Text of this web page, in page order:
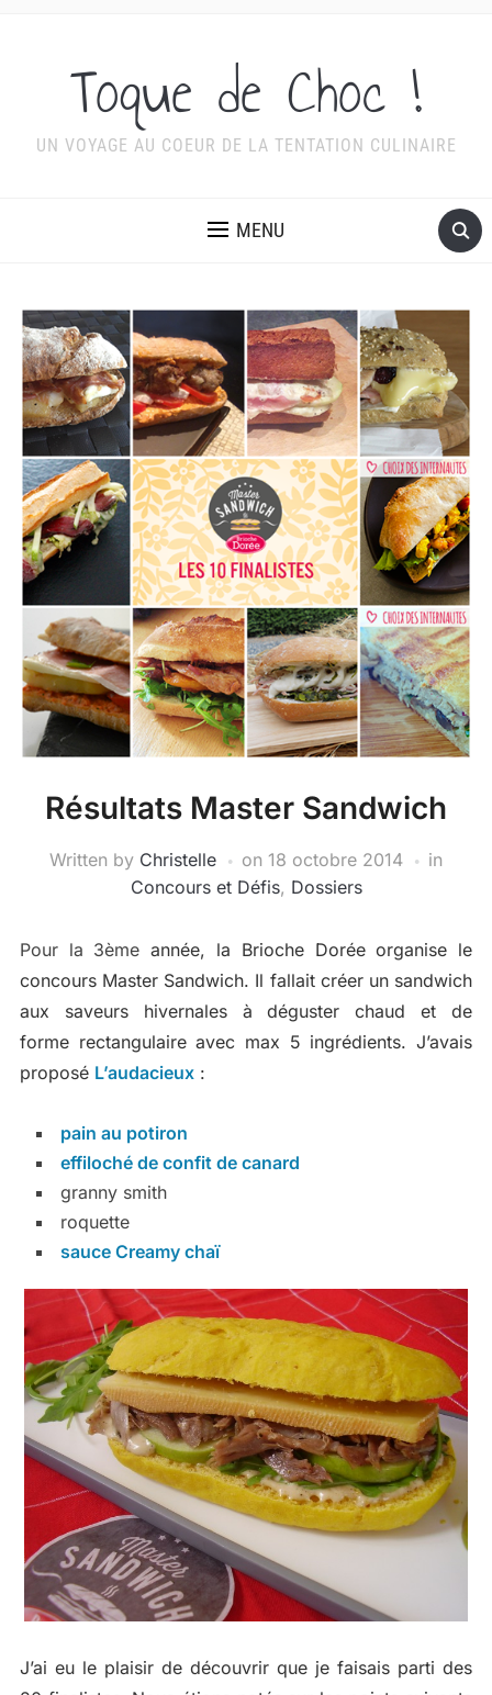
Toque de Choc !
UN VOYAGE AU COEUR DE LA TENTATION CULINAIRE
MENU
Résultats Master Sandwich
Written by Christelle on 18 octobre 2014
in
Concours et Défis, Dossiers
Pour la 3èmeannée, la Brioche Dorée organise le
concours Master Sandwich. Il fallait créer un sandwich
aux saveurs hivernales à déguster chaud et de
forme rectangulaire avec max 5 ingrédients. J’avais
proposé L’audacieux:
pain au potiron
effiloché de confit de canard
granny smith
roquette
sauce Creamy chaï
J’ai eu le plaisir de découvrir que je faisais parti des